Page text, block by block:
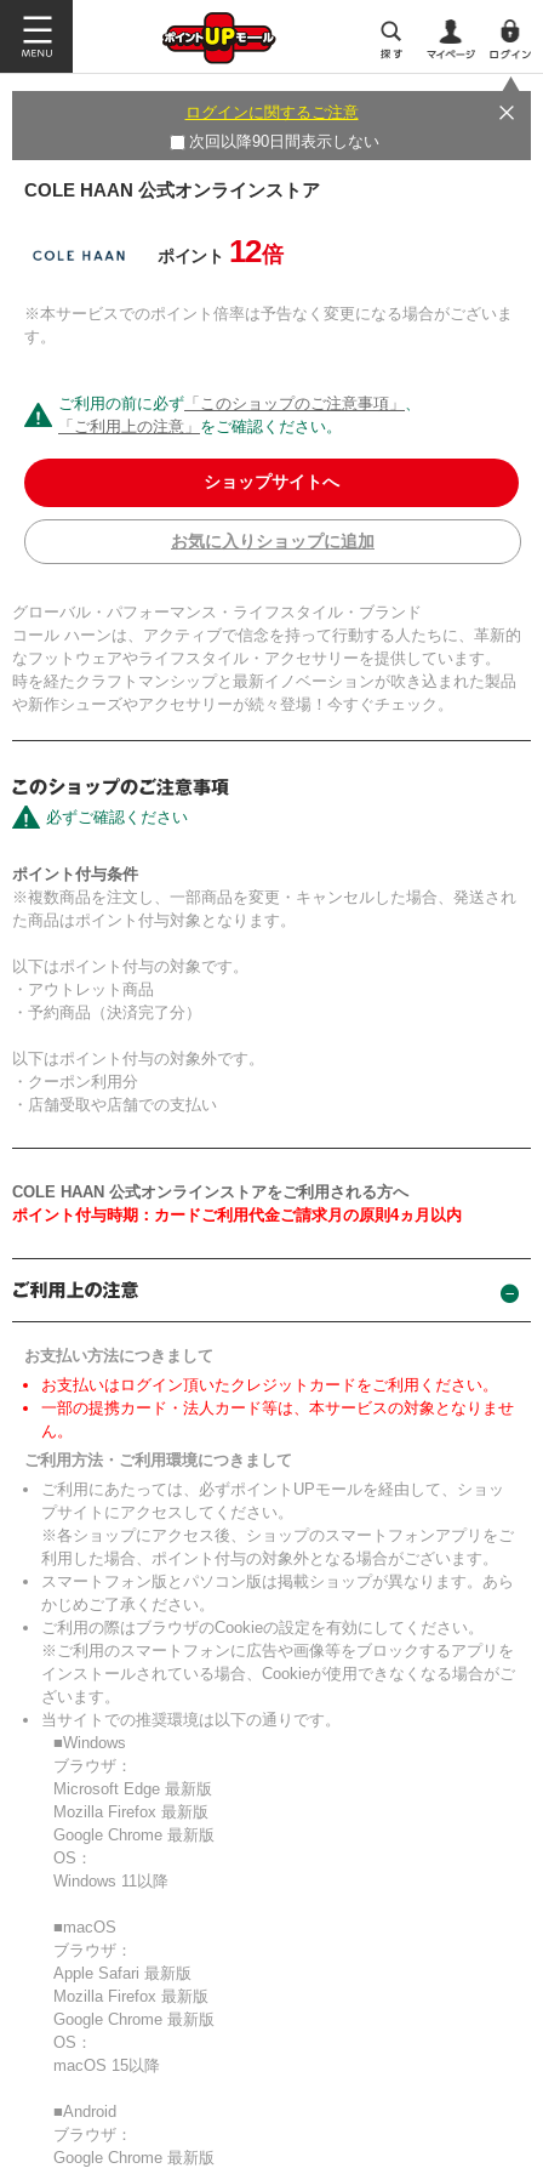
ログインに関するご注意
次回以降90日間表示しない
COLE HAAN 公式オンラインストア
ポイント 12倍
※本サービスでのポイント倍率は予告なく変更になる場合がございま
す。
ご利用の前に必ず 「このショップのご注意事項」 、
「ご利用上の注意」 をご確認ください。
ショップサイトへ
お気に入りショップに追加
グローバル・パフォーマンス・ライフスタイル・ブランド
コール ハーンは、アクティブで信念を持って行動する人たちに、革新的
なフットウェアやライフスタイル・アクセサリーを提供しています。
時を経たクラフトマンシップと最新イノベーションが吹き込まれた製品
や新作シューズやアクセサリーが続々登場！今すぐチェック。
必ずご確認ください
ポイント付与条件
※複数商品を注文し、一部商品を変更・キャンセルした場合、発送され
た商品はポイント付与対象となります。
以下はポイント付与の対象です。
・アウトレット商品
・予約商品（決済完了分）
以下はポイント付与の対象外です。
・クーポン利用分
・店舗受取や店舗での支払い
COLE HAAN 公式オンラインストアをご利用される方へ
ポイント付与時期：カードご利用代金ご請求月の原則4ヵ月以内
お支払い方法につきまして
お支払いはログイン頂いたクレジットカードをご利用ください。
一部の提携カード・法人カード等は、本サービスの対象となりませ
ん。
ご利用方法・ご利用環境につきまして
ご利用にあたっては、必ずポイントUPモールを経由して、ショッ
プサイトにアクセスしてください。
※各ショップにアクセス後、ショップのスマートフォンアプリをご
利用した場合、ポイント付与の対象外となる場合がございます。
スマートフォン版とパソコン版は掲載ショップが異なります。あら
かじめご了承ください。
ご利用の際はブラウザのCookieの設定を有効にしてください。
※ご利用のスマートフォンに広告や画像等をブロックするアプリを
インストールされている場合、Cookieが使用できなくなる場合がご
ざいます。
当サイトでの推奨環境は以下の通りです。
■Windows
ブラウザ：
Microsoft Edge 最新版
Mozilla Firefox 最新版
Google Chrome 最新版
OS：
Windows 11以降
■macOS
ブラウザ：
Apple Safari 最新版
Mozilla Firefox 最新版
Google Chrome 最新版
OS：
macOS 15以降
■Android
ブラウザ：
Google Chrome 最新版